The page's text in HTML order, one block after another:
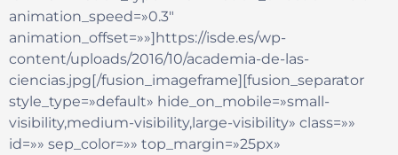
animation_speed=»0.3″
animation_offset=»»]https://isde.es/wp-
content/uploads/2016/10/academia-de-las-
ciencias.jpg[/fusion_imageframe][fusion_separator
style_type=»default» hide_on_mobile=»small-
visibility,medium-visibility,large-visibility» class=»»
id=»» sep_color=»» top_margin=»25px»